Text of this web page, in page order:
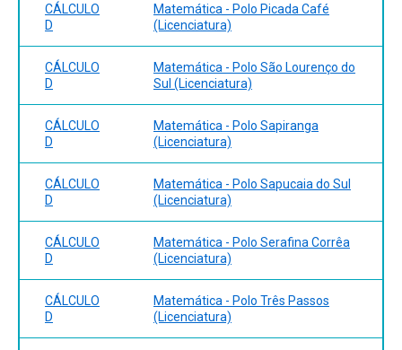
CÁLCULO
D
Matemática - Polo Picada Café
(Licenciatura)
CÁLCULO
D
Matemática - Polo São Lourenço do
Sul (Licenciatura)
CÁLCULO
D
Matemática - Polo Sapiranga
(Licenciatura)
CÁLCULO
D
Matemática - Polo Sapucaia do Sul
(Licenciatura)
CÁLCULO
D
Matemática - Polo Serafina Corrêa
(Licenciatura)
CÁLCULO
D
Matemática - Polo Três Passos
(Licenciatura)